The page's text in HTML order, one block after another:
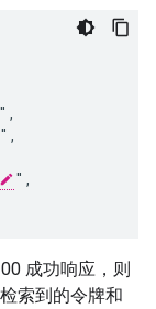
",
",
",
成功响应，则
索到的令牌和